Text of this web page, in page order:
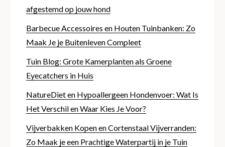
afgestemd op jouw hond
Barbecue Accessoires en Houten Tuinbanken: Zo
Maak Je je Buitenleven Compleet
Tuin Blog: Grote Kamerplanten als Groene
Eyecatchers in Huis
NatureDiet en Hypoallergeen Hondenvoer: Wat Is
Het Verschil en Waar Kies Je Voor?
Vijverbakken Kopen en Cortenstaal Vijverranden:
Zo Maak je een Prachtige Waterpartij in je Tuin